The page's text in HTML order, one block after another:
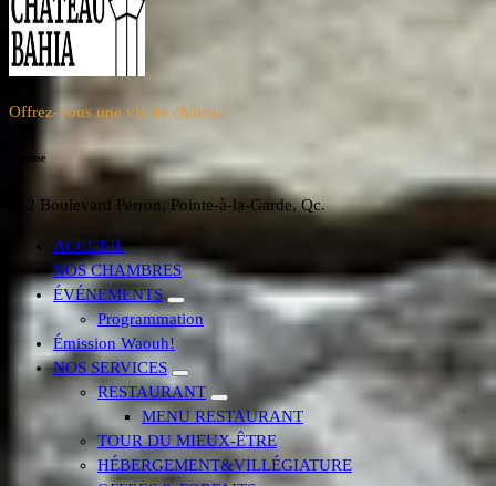
Offrez-vous une vie de château
Adresse
152 Boulevard Perron, Pointe-à-la-Garde, Qc.
ACCUEIL
NOS CHAMBRES
ÉVÉNEMENTS
Programmation
Émission Waouh!
NOS SERVICES
RESTAURANT
MENU RESTAURANT
TOUR DU MIEUX-ÊTRE
HÉBERGEMENT&VILLÉGIATURE